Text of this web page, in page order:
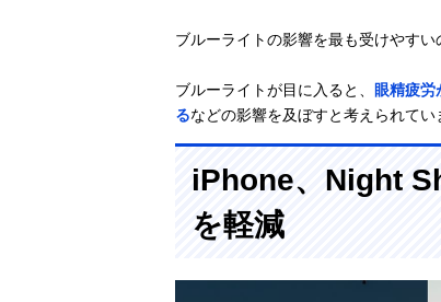
ブルーライトの影響を最も受けやすい
ブルーライトが目に入ると、
眼精疲
るなどの影響を及ぼすと考えられてい
iPhone、Night
を軽減